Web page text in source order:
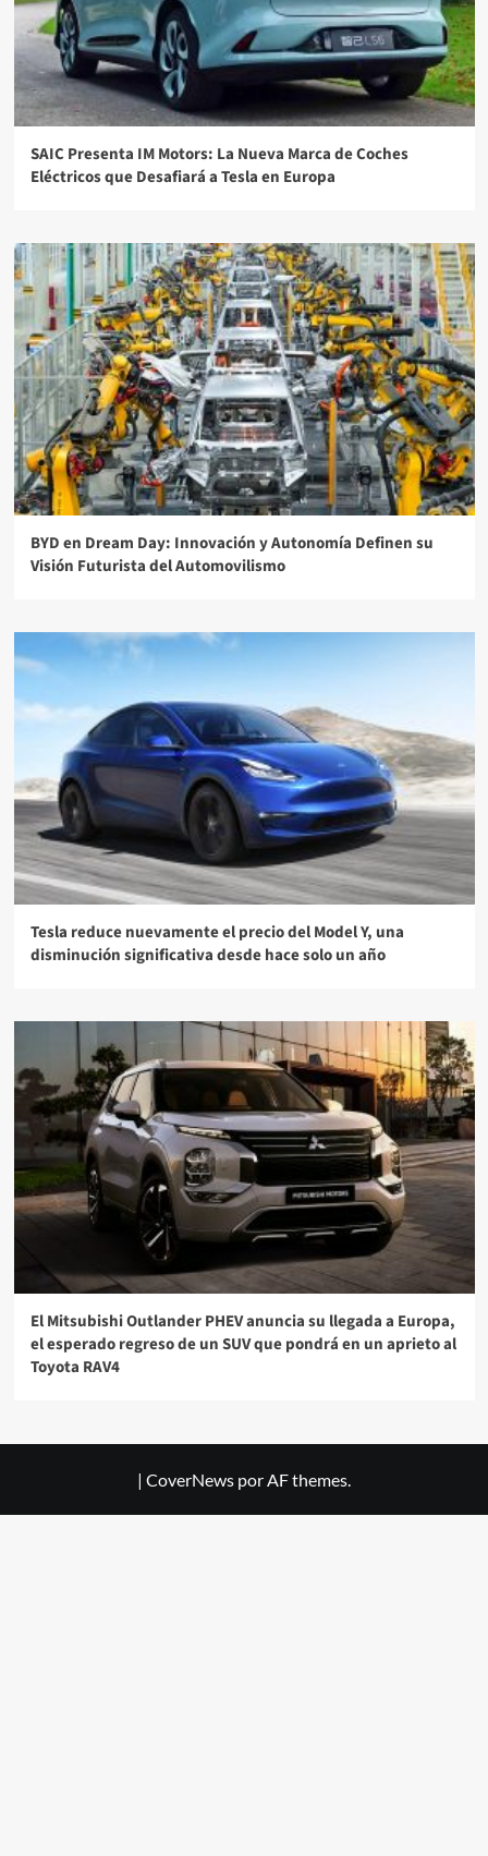
SAIC Presenta IM Motors: La Nueva Marca de Coches
Eléctricos que Desafiará a Tesla en Europa
BYD en Dream Day: Innovación y Autonomía Definen su
Visión Futurista del Automovilismo
Tesla reduce nuevamente el precio del Model Y, una
disminución significativa desde hace solo un año
El Mitsubishi Outlander PHEV anuncia su llegada a Europa,
el esperado regreso de un SUV que pondrá en un aprieto al
Toyota RAV4
| CoverNews por AF themes.